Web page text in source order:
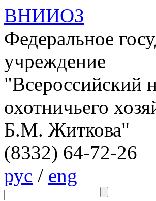
ВНИИОЗ
Федеральное
учреждение
"Всероссийский
охотничьего
Б.М. Житкова"
(8332) 64-72-26
рус / eng